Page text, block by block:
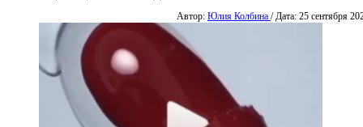
Автор: Юлия Колбина / Дата: 25 сентября